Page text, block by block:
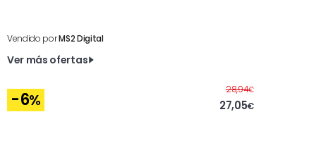
Vendido porMS2 Digital
Ver más ofertas
-6%
28,94€Antes
27,05€